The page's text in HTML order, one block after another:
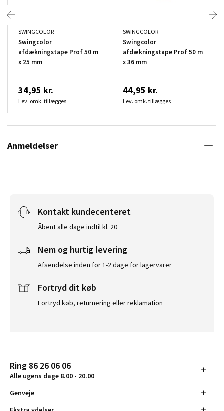
SWINGCOLOR
Swingcolor
afdækningstape Prof 50 m
x 25 mm
34,95 kr.
Lev. omk. tillægges
SWINGCOLOR
Swingcolor
afdækningstape Prof 50 m
x 36 mm
44,95 kr.
Lev. omk. tillægges
Anmeldelser
Kontakt kundecenteret
Åbent alle dage indtil kl. 20
Nem og hurtig levering
Afsendelse inden for 1-2 dage for lagervarer
Fortryd dit køb
Fortryd køb, returnering eller reklamation
Ring 86 26 06 06
Alle ugens dage 8.00 - 20.00
Genveje